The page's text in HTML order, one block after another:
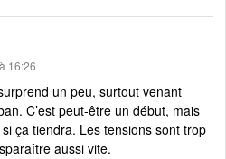
16:26
un peu, surtout venant
C’est peut-être un début, mais
ça tiendra. Les tensions sont trop
aussi vite.